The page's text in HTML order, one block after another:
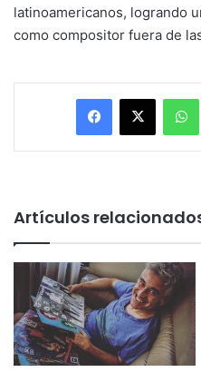
latinoamericanos, logrando
como compositor fuera de
Facebook
X
Artículos